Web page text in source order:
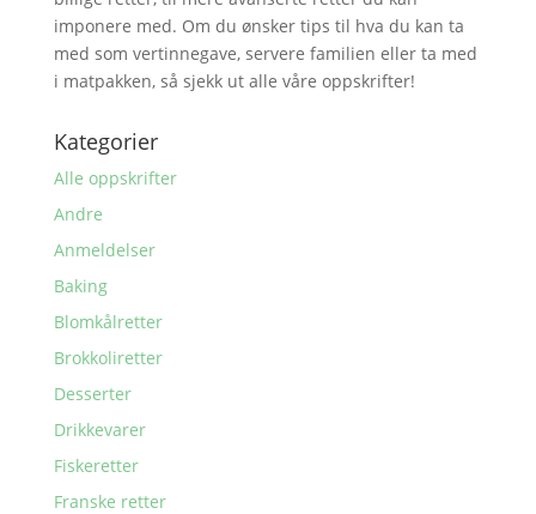
imponere med. Om du ønsker tips til hva du kan ta
med som vertinnegave, servere familien eller ta med
i matpakken, så sjekk ut alle våre oppskrifter!
Kategorier
Alle oppskrifter
Andre
Anmeldelser
Baking
Blomkålretter
Brokkoliretter
Desserter
Drikkevarer
Fiskeretter
Franske retter